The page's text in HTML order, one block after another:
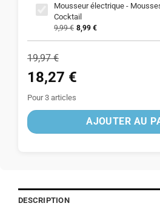
Mousseur électrique -
Cocktail
9,99€ 8,99 €
19,97€
18,27 €
Pour 3 articles
AJOUTER AU
DESCRIPTION